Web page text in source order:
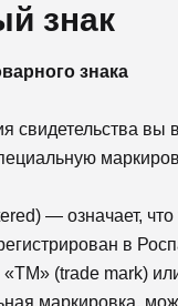
знак
знака
свидетельства вы
— означает, что
в
(trade mark)